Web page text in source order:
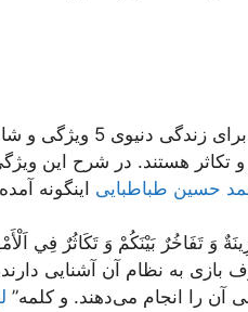
، برای زندگی
تكاثر هستند. در شرح این
حسین طباطبایی اینگونه
وَ تَفَاخُرٌ بَيْنَكُمْ وَ تَكَاثُرٌ فِي
به نظام آن آشنايى
آن را انجام مى‌دهند. و كلمه”